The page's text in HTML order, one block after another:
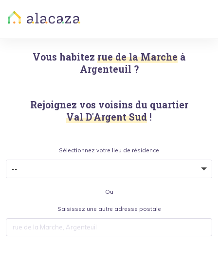
Vous habitez rue de la Marche à
Argenteuil ?
Rejoignez vos voisins du quartier
Val D'Argent Sud !
Sélectionnez votre lieu de résidence
Ou
Saisissez une autre adresse postale